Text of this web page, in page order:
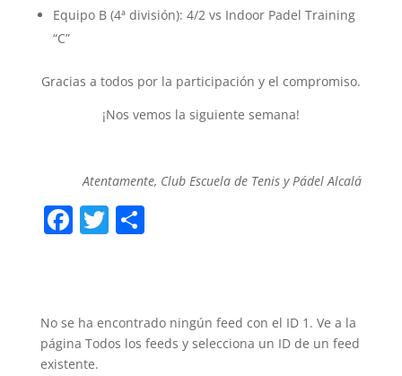
Equipo B (4ª división): 4/2 vs Indoor Padel Training
“C”
Gracias a todos por la participación y el compromiso.
¡Nos vemos la siguiente semana!
Atentamente, Club Escuela de Tenis y Pádel Alcalá
F
b
o
T C
ar
No se ha encontrado ningún feed con el ID 1. Ve a la
página Todos los feeds y selecciona un ID de un feed
existente.